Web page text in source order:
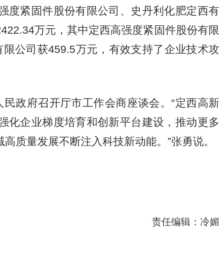
度紧固件股份有限公司、史丹利化肥定西有
万元，其中定西高强度紧固件股份有限
公司获459.5万元，有效支持了企业技术攻
政府召开厅市工作会商座谈会。“定西高新
化企业梯度培育和创新平台建设，推动更多
质量发展不断注入科技新动能。”张勇说。
责任编辑：冷媚